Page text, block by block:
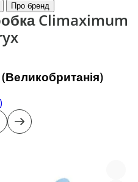
Про бренд
Climaximum